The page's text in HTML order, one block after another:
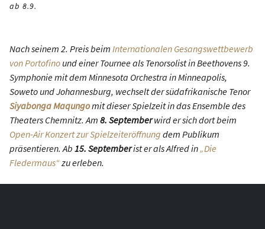
ab 8.9.
Nach seinem 2. Preis beim Internationalen Gesangswettbewerb
von Portofino und einer Tournee als Tenorsolist in Beethovens 9.
Symphonie mit dem Minnesota Orchestra in Minneapolis,
Soweto und Johannesburg, wechselt der südafrikanische Tenor
Siyabonga Maqungomit dieser Spielzeit in das Ensemble des
Theaters Chemnitz. Am 8. Septemberwird er sich dort beim
Open-Air Konzert zur Spielzeiteröffnung dem Publikum
präsentieren. Ab 15. Septemberist er als Alfred in„Die
Fledermaus“zu erleben.